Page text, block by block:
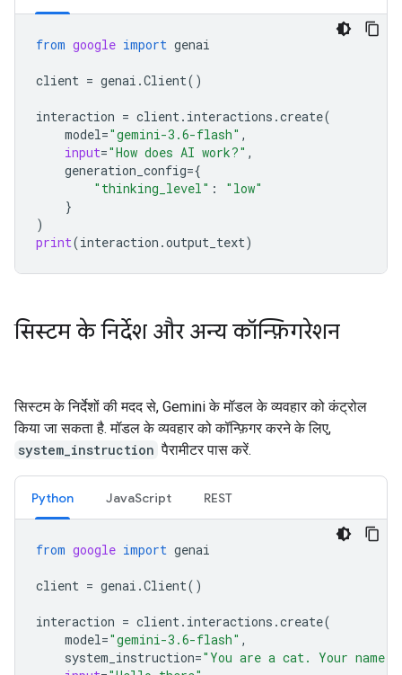
from google import genai
client = genai .Client()
interaction = client. interactions .create(
model="gemini-3.6-flash" ,
input="How does AI work?" ,
generation_config={
"thinking_level" :
"low"
}
)
print(interaction .output_text)
सिस्टम के निर्देश और अन्य कॉन्फ़िगरेशन
सिस्टम के निर्देशों की मदद से, Gemini के मॉडल के व्यवहार को कंट्रोल
किया जा सकता है. मॉडल के व्यवहार को कॉन्फ़िगर करने के लिए,
system_instruction पैरामीटर पास करें.
Python JavaScript REST
from google import genai
client = genai .Client()
interaction = client. interactions .create(
model="gemini-3.6-flash" ,
system_instruction="You are a cat. Your name